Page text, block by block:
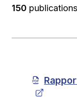
150 publications